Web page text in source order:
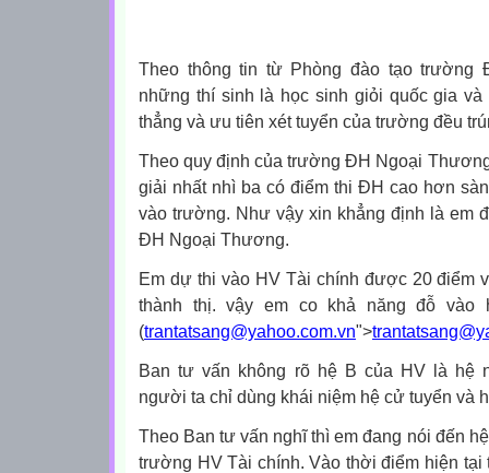
Theo thông tin từ Phòng đào tạo trường
những thí sinh là học sinh giỏi quốc gia
thẳng và ưu tiên xét tuyển của trường đều
Theo quy định của trường ĐH Ngoại
giải nhất nhì ba có điểm thi ĐH cao hơn
vào trường. Như vậy xin khẳng định là em
ĐH Ngoại Thương.
Em dự thi vào HV Tài chính được 20 điểm
thành thị. vậy em co khả năng đỗ vào
(trantatsang@yahoo.com.vn">
Ban tư vấn không rõ hệ B của HV là hệ
người ta chỉ dùng khái niệm hệ cử tuyển và
Theo Ban tư vấn nghĩ thì em đang nói đến
trường HV Tài chính. Vào thời điểm hiện